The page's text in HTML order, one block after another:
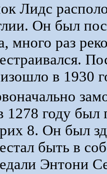
Лидс
Он был
много раз
в 1930
1278 году был
8. Он был
быть в
Энтони